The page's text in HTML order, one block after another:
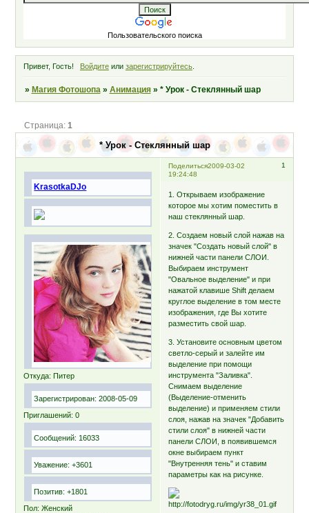
Пользовательского поиска
Привет, Гость! Войдитеили зарегистрируйтесь.
» Магия Фотошопа » Анимация » * Урок - Стеклянный шар
* Урок - Стеклянный шар
Страница: 1
Поделиться 1
2009-03-02
19:24:48
KrasotkaDJo
Откуда: Питер
Зарегистрирован: 2008-05-09
Приглашений: 0
Сообщений: 16033
Уважение: +3601
Позитив: +1801
Пол: Женский
1. Открываем изображение
которое мы хотим поместить в
наш стеклянный шар.
2. Создаем новый слой нажав на
значек "Создать новый слой" в
нижней части панели СЛОИ.
Выбираем инструмент
"Овальное выделение" и при
нажатой клавише Shift делаем
круглое выделение в том месте
изображения, где Вы хотите
разместить свой шар.
3. Установите основным цветом
светло-серый и залейте им
выделение при помощи
инструмента "Заливка".
Снимаем выделение
(Выделение-отменить
выделение) и применяем стили
слоя, нажав на значек "Добавить
стили слоя" в нижней части
панели СЛОИ, в появившемся
окне выбираем пункт
"Внутренняя тень" и ставим
параметры как на рисунке.